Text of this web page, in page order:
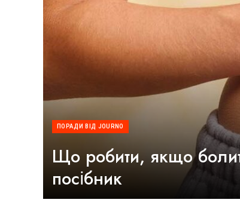
ПОРАДИ ВІД JOURNO
Що робити, якщо
посібник